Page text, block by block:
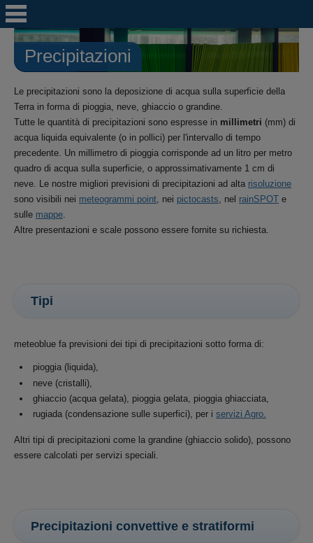
Precipitazioni
Le precipitazioni sono la deposizione di acqua sulla superficie della
Terra in forma di pioggia, neve, ghiaccio o grandine.
Tutte le quantità di precipitazioni sono espresse in millimetri (mm) di
acqua liquida equivalente (o in pollici) per l'intervallo di tempo
precedente. Un millimetro di pioggia corrisponde ad un litro per metro
quadro di acqua sulla superficie, o approssimativamente 1 cm di
neve. Le nostre migliori previsioni di precipitazioni ad alta risoluzione
sono visibili nei meteogrammi point , nei pictocasts , nel rainSPOT e
sulle mappe
Altre presentazioni e scale possono essere fornite su richiesta.
Tipi
meteoblue fa previsioni dei tipi di precipitazioni sotto forma di:
pioggia (liquida),
neve (cristalli),
ghiaccio (acqua gelata), pioggia gelata, pioggia ghiacciata,
rugiada (condensazione sulle superfici), per i servizi Agro.
Altri tipi di precipitazioni come la grandine (ghiaccio solido), possono
essere calcolati per servizi speciali.
Precipitazioni convettive e stratiformi